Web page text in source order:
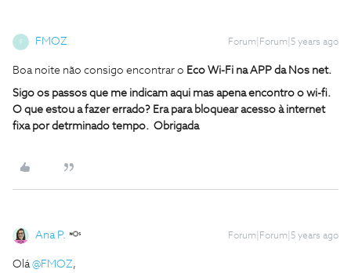
F FMOZ Forum|Forum|5 years ago
Boa noite não consigo encontrar o Eco Wi-Fi na APP da Nos net.
Sigo os passos que me indicam aqui mas apena encontro o wi-fi.
O que estou a fazer errado? Era para bloquear acesso à internet
fixa por detrminado tempo. Obrigada
Ana P. Forum|Forum|5 years ago
Olá@FMOZ,